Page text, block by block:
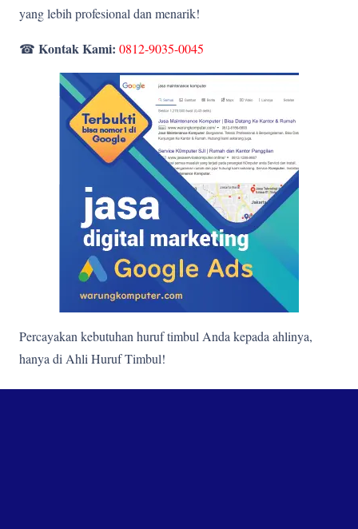
yang lebih profesional dan menarik!
☎ Kontak Kami: 0812-9035-0045
Percayakan kebutuhan huruf timbul Anda kepada ahlinya,
hanya di Ahli Huruf Timbul!